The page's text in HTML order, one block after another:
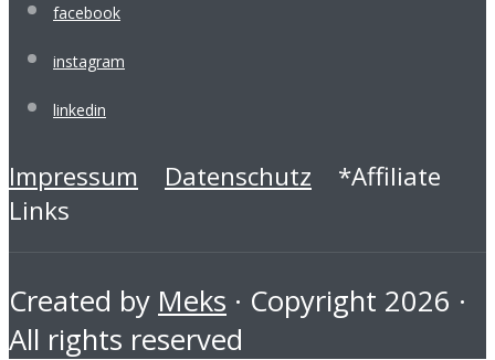
facebook
instagram
linkedin
Impressum Datenschutz *Affiliate
Links
Created by Meks · Copyright 2026 ·
All rights reserved